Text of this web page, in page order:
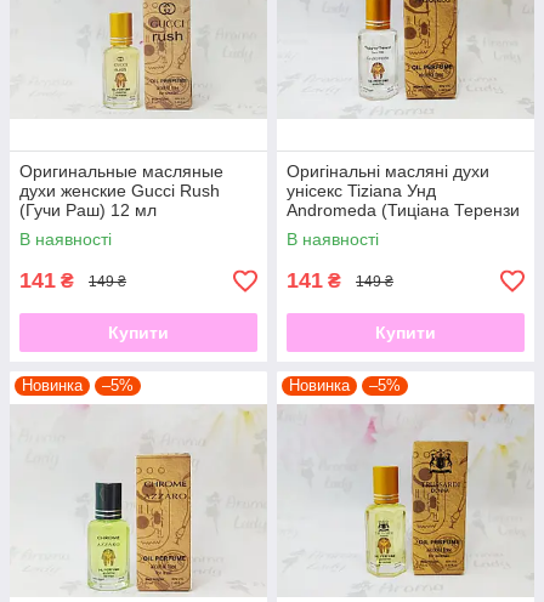
Оригинальные масляные
духи женские Gucci Rush
(Гучи Раш) 12 мл
В наявності
141 ₴ 149 ₴
Купити
Оригінальні масляні духи
унісекс Tiziana Унд
Andromeda (Тиціана Терензи
Андромеда) 12 мл
В наявності
141 ₴ 149 ₴
Купити
Новинка –5% Новинка –5%